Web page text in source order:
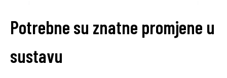
Potrebne su znatne promjene u
sustavu